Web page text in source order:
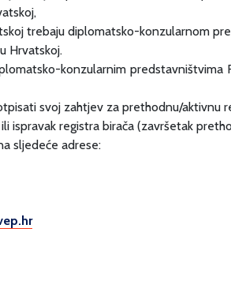
trebaju diplomatsko-konzularnom
Hrvatskoj.
konzularnim
svoj zahtjev za prethodnu/
ispravak registra birača (završetak
sljedeće adrese: